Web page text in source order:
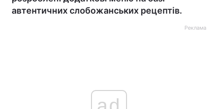
автентичних слобожанських рецептів.
Реклама